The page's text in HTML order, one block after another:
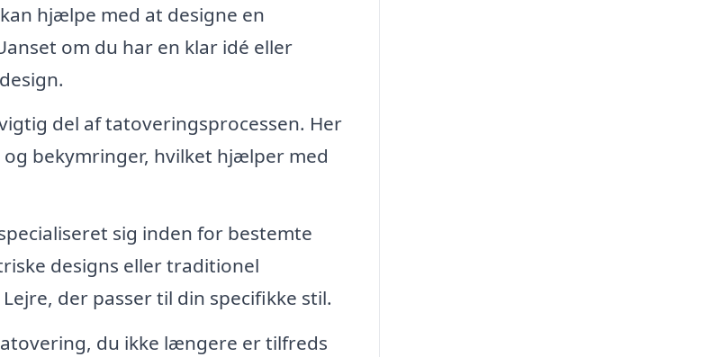
hjælpe med at designe en
om du har en klar idé eller
del af tatoveringsprocessen. Her
bekymringer, hvilket hjælper med
sig inden for bestemte
designs eller traditionel
der passer til din specifikke stil.
du ikke længere er tilfreds